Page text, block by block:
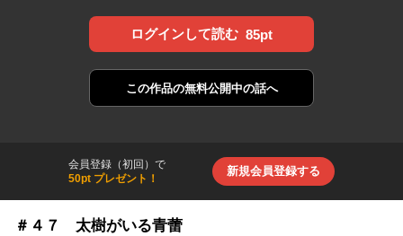
ログインして読む 85pt
この作品の無料公開中の話へ
会員登録（初回）で
50pt プレゼント！
新規会員登録する
＃４７ 太樹がいる青蕾